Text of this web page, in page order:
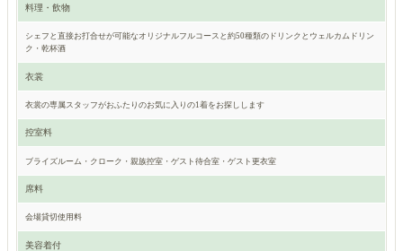
料理・飲物
シェフと直接お打合せが可能なオリジナルフルコースと約50種類のドリンクとウェルカムドリン
ク・乾杯酒
衣裳
衣裳の専属スタッフがおふたりのお気に入りの1着をお探しします
控室料
ブライズルーム・クローク・親族控室・ゲスト待合室・ゲスト更衣室
席料
会場貸切使用料
美容着付